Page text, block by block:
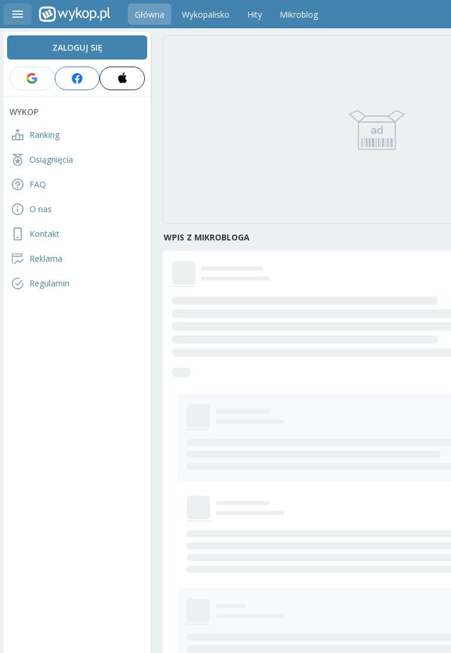
Główna Wykopalisko Hity Mikroblog
ZALOGUJ SIĘ
WYKOP
Ranking
Osiągnięcia
FAQ
O nas
Kontakt
Reklama
Regulamin
WPIS Z MIKROBLOGA